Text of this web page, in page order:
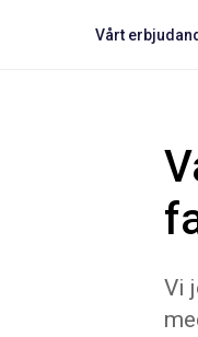
Vårt
Vi